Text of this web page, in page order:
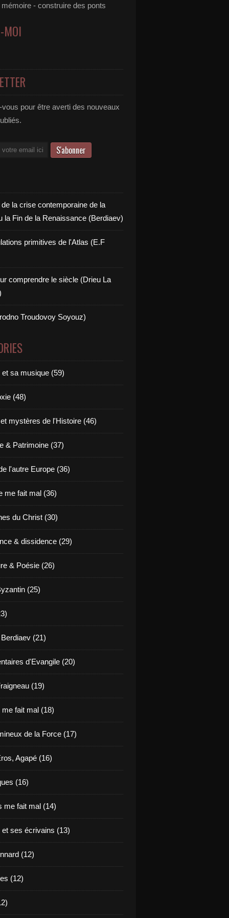
mémoire - construire des ponts
MOI
pour être averti des nouveaux
la crise contemporaine de la
la Fin de la Renaissance (Berdiaev)
primitives de l'Atlas (E.F
comprendre le siècle (Drieu La
Troudovoy Soyouz)
et sa musique (59)
(48)
mystères de l'Histoire (46)
& Patrimoine (37)
l'autre Europe (36)
me fait mal (36)
du Christ (30)
& dissidence (29)
& Poésie (26)
(25)
(21)
d'Evangile (20)
(19)
me fait mal (18)
de la Force (17)
Agapé (16)
(16)
me fait mal (14)
et ses écrivains (13)
(12)
(12)